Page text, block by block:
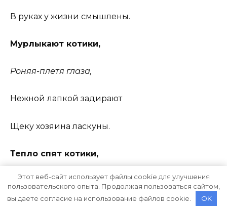
В руках у жизни смышлены.
Мурлыкают котики,
Роняя-плетя глаза,
Нежной лапкой задирают
Щеку хозяина ласкуны.
Тепло спят котики,
Уткнувшись в ладони.
Этот веб-сайт использует файлы cookie для улучшения
пользовательского опыта. Продолжая пользоваться сайтом,
вы даете согласие на использование файлов cookie.
OK